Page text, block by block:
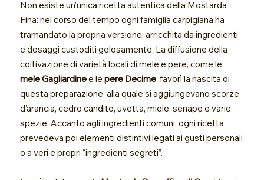
Non esiste un’unica ricetta autentica della Mostarda
Fina: nel corso del tempo ogni famiglia carpigiana ha
tramandato la propria versione, arricchita da ingredienti
e dosaggi custoditi gelosamente. La diffusione della
coltivazione di varietà locali di mele e pere, come le
mele Gagliardinee lepere Decime, favorì la nascita di
questa preparazione, alla quale si aggiungevano scorze
d’arancia, cedro candito, uvetta, miele, senape e varie
spezie. Accanto agli ingredienti comuni, ogni ricetta
prevedeva poi elementi distintivi legati ai gusti personali
o a veri e propri “ingredienti segreti”.